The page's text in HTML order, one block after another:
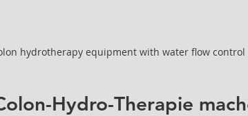
hydrotherapy equipment with water flow control
Hydro-Therapie